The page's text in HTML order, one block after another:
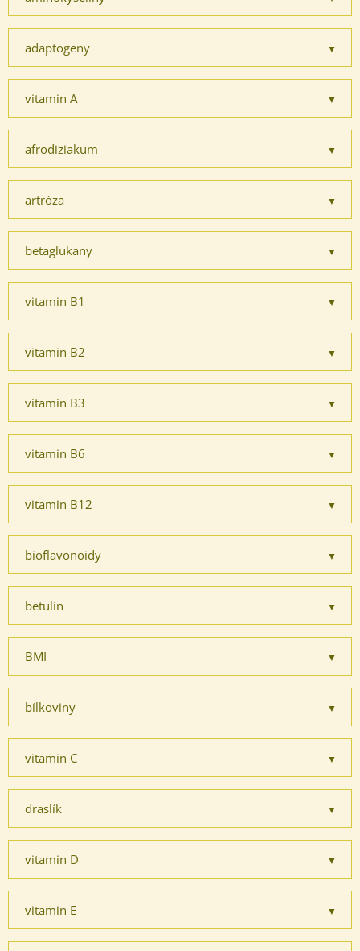
adaptogeny
vitamin A
afrodiziakum
artróza
betaglukany
vitamin B1
vitamin B2
vitamin B3
vitamin B6
vitamin B12
bioflavonoidy
betulin
BMI
bílkoviny
vitamin C
draslík
vitamin D
vitamin E